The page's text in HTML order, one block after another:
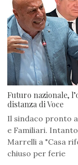
Futuro nazionale,
distanza di Voce
Il sindaco pronto
e Familiari.
Marrelli a "Casa
chiuso per ferie